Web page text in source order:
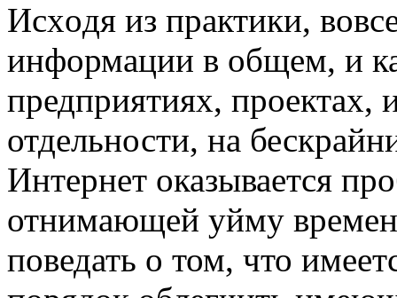
Исxoдя из прaктики,
информации в общем, и
предприятиях, проектах,
отдельности, на
Интернет оказывается
отнимающей уйму
поведать о том, что